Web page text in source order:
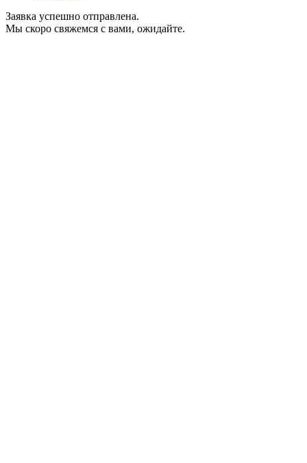
Заявка успешно отправлена.
Мы скоро свяжемся с вами, ожидайте.